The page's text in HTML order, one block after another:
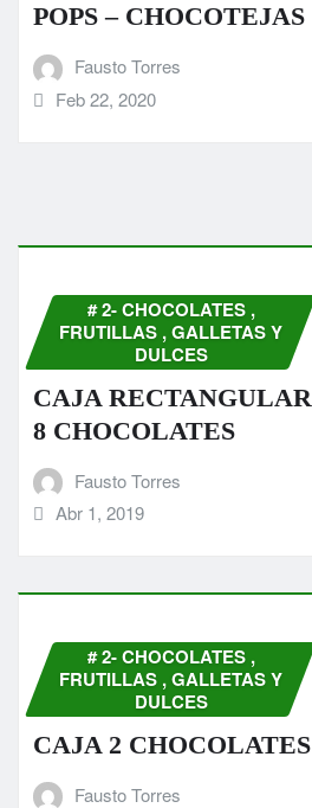
POPS – CHOCOTEJAS
Fausto Torres
Feb 22, 2020
# 2- CHOCOLATES ,
FRUTILLAS , GALLETAS Y
DULCES
CAJA RECTANGULAR
8 CHOCOLATES
Fausto Torres
Abr 1, 2019
# 2- CHOCOLATES ,
FRUTILLAS , GALLETAS Y
DULCES
CAJA 2 CHOCOLATES
Fausto Torres